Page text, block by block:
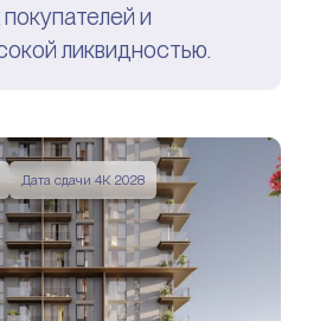
и
ликвидностью.
Дата сдачи 4К 2028